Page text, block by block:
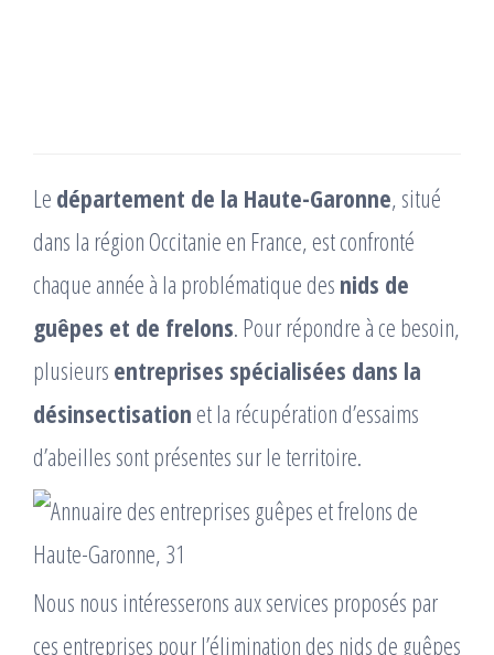
Le département de la Haute-Garonne, situé
dans la région Occitanie en France, est confronté
chaque année à la problématique des nids de
guêpes et de frelons. Pour répondre à ce besoin,
plusieurs entreprises spécialisées dans la
désinsectisation et la récupération d’essaims
d’abeilles sont présentes sur le territoire.
Nous nous intéresserons aux services proposés par
ces entreprises pour l’élimination des nids de guêpes